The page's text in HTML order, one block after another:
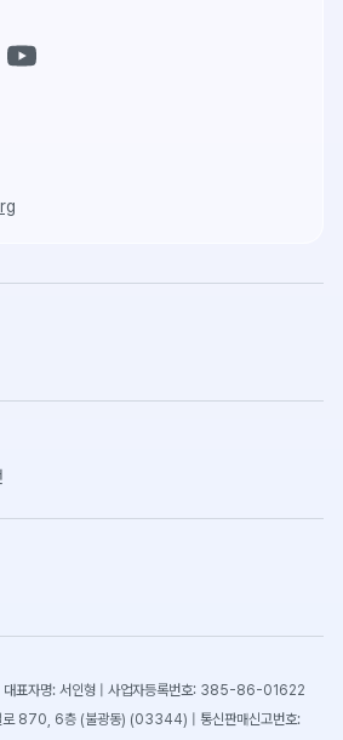
| 대표자명: 서인형 | 사업자등록번호: 385-86-01622
로 870, 6층 (불광동) (03344) | 통신판매신고번호: